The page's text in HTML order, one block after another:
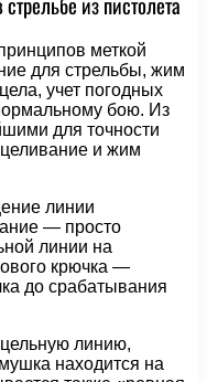
меткой
для стрельбы, жим
учет погодных
бою. Из
для точности
и жим
линии
— просто
линии на
крючка —
до срабатывания
линию,
находится на